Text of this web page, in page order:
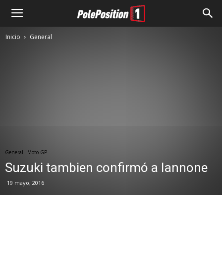
Inicio General
General Moto GP
Suzuki tambien confirmó a Iannone
19 mayo, 2016